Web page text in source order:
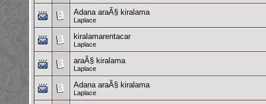
Adana araÃ§ kiralama
Laplace
kiralamarentacar
Laplace
araÃ§ kiralama
Laplace
Adana araÃ§ kiralama
Laplace